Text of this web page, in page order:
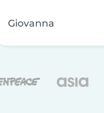
Giovanna